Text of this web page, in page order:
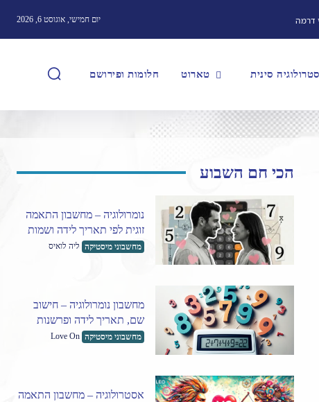
יום חמישי, אוגוסט 6, 2026 דרמה
סינית טארוט חלומות ופירושם
הכי חם השבוע
נומרולוגיה – מחשבון התאמה
זוגית לפי תאריך לידה ושמות
מחשבוני מיסטיקה ליה לואיס
מחשבון נומרולוגיה – חישוב
שם, תאריך לידה ופרשנות
מחשבוני מיסטיקה Love On
אסטרולוגיה – מחשבון התאמה